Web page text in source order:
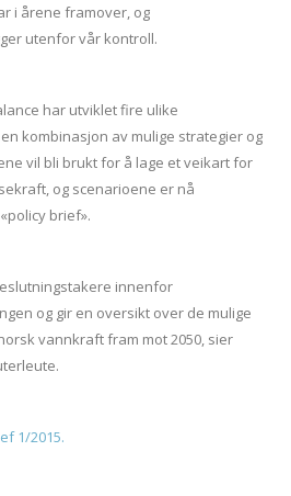
i årene framover, og
utenfor vår kontroll.
har utviklet fire ulike
kombinasjon av mulige strategier og
vil bli brukt for å lage et veikart for
og scenarioene er nå
brief».
innenfor
og gir en oversikt over de mulige
vannkraft fram mot 2050, sier
1/2015.